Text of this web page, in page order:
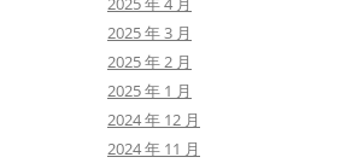
2025 年 3 月
2025 年 2 月
2025 年 1 月
2024 年 12 月
2024 年 11 月